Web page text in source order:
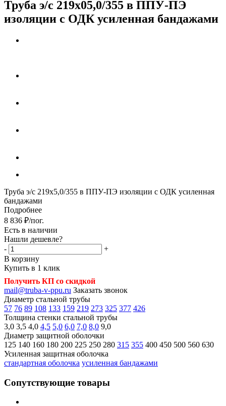
Труба э/с 219х05,0/355 в ППУ-ПЭ
изоляции с ОДК усиленная бандажами
Труба э/с 219х5,0/355 в ППУ-ПЭ изоляции с ОДК усиленная
бандажами
Подробнее
8 836 ₽/пог.
Есть в наличии
Нашли дешевле?
-
+
В корзину
Купить в 1 клик
Получить КП со скидкой
mail@truba-v-ppu.ru Заказать звонок
Диаметр стальной трубы
57 76 89 108 133 159 219 273 325 377 426
Толщина стенки стальной трубы
3,0 3,5 4,0 4,5 5,0 6,0 7,0 8,0 9,0
Диаметр защитной оболочки
125 140 160 180 200 225 250 280 315 355 400 450 500 560 630
Усиленная защитная оболочка
стандартная оболочка усиленная бандажами
Сопутствующие товары